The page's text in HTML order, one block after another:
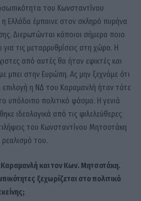
του Κωνσταντίνου
Ελλάδα έμπαινε στον σκληρό πυρήνα
Διερωτώνται κάποιοι σήμερα ποιο
για τις μεταρρυθμίσεις στη χώρα. Η
από αυτές θα ήταν εφικτές και
μπει στην Ευρώπη. Ας μην ξεχνάμε ότι
επιλογή η ΝΔ του Καραμανλή ήταν τότε
υπόλοιπο πολιτικό φάσμα. Η γενιά
ιδεολογικά από τις φιλελεύθερες
του Κωνσταντίνου Μητσοτάκη
του.
και τον Κων. Μητσοτάκη.
ξεχωρίζεται στο πολιτικό